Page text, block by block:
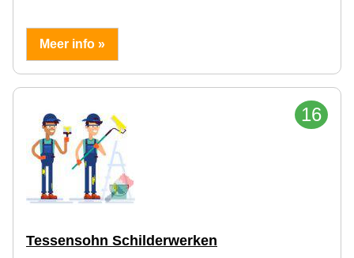
Meer info »
16
Tessensohn Schilderwerken